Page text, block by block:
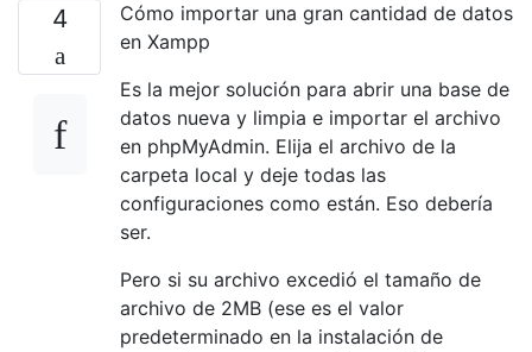
4
Cómo importar una gran cantidad de datos
en Xampp
Es la mejor solución para abrir una base de
datos nueva y limpia e importar el archivo
en phpMyAdmin. Elija el archivo de la
carpeta local y deje todas las
configuraciones como están. Eso debería
ser.
Pero si su archivo excedió el tamaño de
archivo de 2MB (ese es el valor
predeterminado en la instalación de